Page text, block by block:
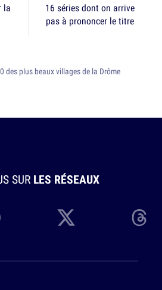
la
16 séries dont on arrive
pas à prononcer le titre
des plus beaux villages de la Drôme
SUR LES RÉSEAUX